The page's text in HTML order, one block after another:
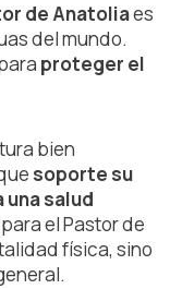
de Anatoliaes
del mundo.
proteger el
bien
soporte su
una salud
el Pastor de
física, sino